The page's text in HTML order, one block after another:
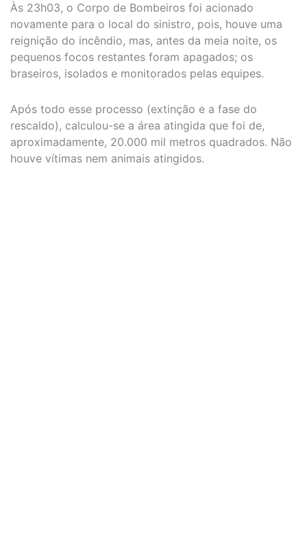
Às 23h03, o Corpo de Bombeiros foi acionado
novamente para o local do sinistro, pois, houve uma
reignição do incêndio, mas, antes da meia noite, os
pequenos focos restantes foram apagados; os
braseiros, isolados e monitorados pelas equipes.
Após todo esse processo (extinção e a fase do
rescaldo), calculou-se a área atingida que foi de,
aproximadamente, 20.000 mil metros quadrados. Não
houve vítimas nem animais atingidos.